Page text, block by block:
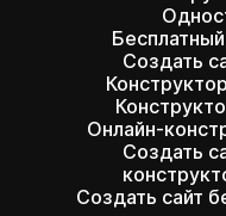
Создать
Онлайн-
Создать
Создать сайт